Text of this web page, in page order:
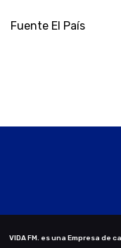
Fuente El País
VIDA FM. es una Empresa de